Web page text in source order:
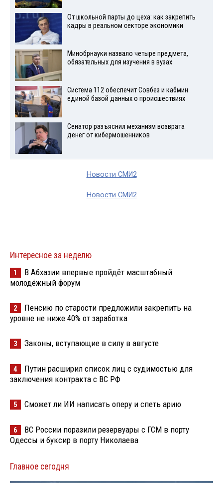
От школьной парты до цеха: как закрепить
кадры в реальном секторе экономики
Минобрнауки назвало четыре предмета,
обязательных для изучения в вузах
Система 112 обеспечит Совбез и кабмин
единой базой данных о происшествиях
Сенатор разъяснил механизм возврата
денег от кибермошенников
Новости СМИ2
Новости СМИ2
Интересное за неделю
1
В Абхазии впервые пройдёт масштабный
молодёжный форум
2
Пенсию по старости предложили закрепить на
уровне не ниже 40% от заработка
3 Законы, вступающие в силу в августе
4
Путин расширил список лиц с судимостью для
заключения контракта с ВС РФ
5 Сможет ли ИИ написать оперу и спеть арию
6
ВС России поразили резервуары с ГСМ в порту
Одессы и буксир в порту Николаева
Главное сегодня